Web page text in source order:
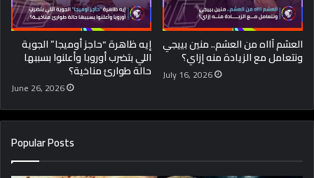
العشم آااه من العشم.. منين بييجي
ونتعامل مع الزيادة منه إزاي؟
July 16, 2026
إيه ظاهرة “حاجز أوميجا” الجوية
اللي بتضرب أوروبا وأعلنوا بسببها
حالة طوارئ مناخية؟
June 26, 2026
Popular Posts